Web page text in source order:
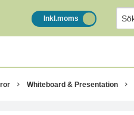
Inkl.moms
Whiteboard & Presentation